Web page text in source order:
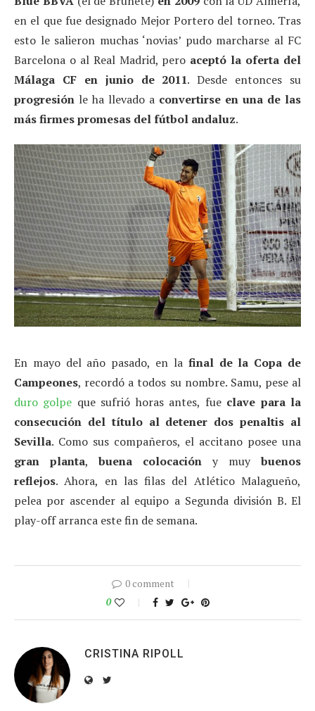
en el que fue designado Mejor Portero del torneo. Tras
esto le salieron muchas ‘novias’ pudo marcharse al FC
Barcelona o al Real Madrid, pero aceptó la oferta del
Málaga CF en junio de 2011. Desde entonces su
progresión le ha llevado a convertirse en una de las
más firmes promesas del fútbol andaluz.
En mayo del año pasado, en la final de la Copa de
Campeones, recordó a todos su nombre. Samu, pese al
duro golpe que sufrió horas antes, fue clave para la
consecución del título al detener dos penaltis al
Sevilla. Como sus compañeros, el accitano posee una
gran planta, buena colocación y muy buenos
reflejos. Ahora, en las filas del Atlético Malagueño,
pelea por ascender al equipo a Segunda división B. El
play-off arranca este fin de semana.
0 comment
0
CRISTINA RIPOLL